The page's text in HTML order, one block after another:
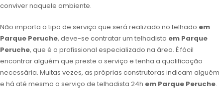
conviver naquele ambiente.
Não importa o tipo de serviço que será realizado no telhado em
Parque Peruche, deve-se contratar um telhadista em Parque
Peruche, que é o profissional especializado na área. É fácil
encontrar alguém que preste o serviço e tenha a qualificação
necessária. Muitas vezes, as próprias construtoras indicam alguém
e há até mesmo o serviço de telhadista 24h em Parque Peruche.